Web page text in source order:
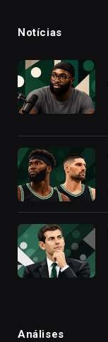
Notícias
Análises